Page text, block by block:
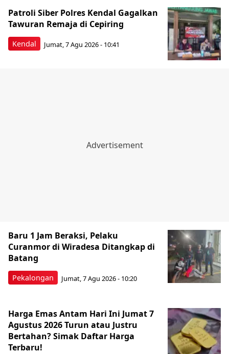
Kendal
Patroli Siber Polres Kendal Gagalkan
Tawuran Remaja di Cepiring
Jumat, 7 Agu 2026 - 10:41
Pekalongan
Baru 1 Jam Beraksi, Pelaku
Curanmor di Wiradesa Ditangkap di
Batang
Jumat, 7 Agu 2026 - 10:20
Harga Emas Antam Hari Ini Jumat 7
Agustus 2026 Turun atau Justru
Bertahan? Simak Daftar Harga
Terbaru!